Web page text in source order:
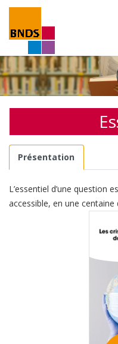
Présentation
L’essentiel d’une question
accessible, en une